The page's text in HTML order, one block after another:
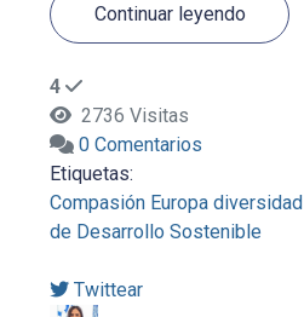
Continuar leyendo
4
2736 Visitas
0 Comentarios
Etiquetas:
Compasión Europa diversidad
de Desarrollo Sostenible
Twittear